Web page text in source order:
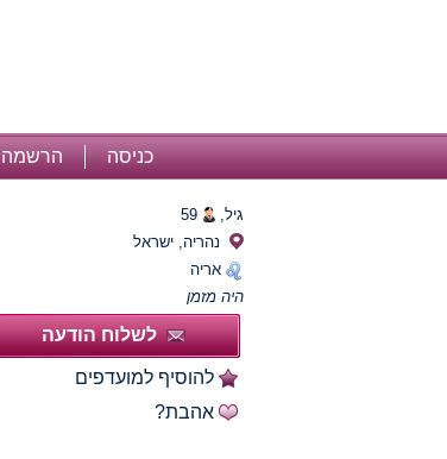
הרשמה כניסה
גיל,
59
נהריה, ישראל
אריה
היה מזמן
לשלוח הודעה
להוסיף למועדפים
אהבת?